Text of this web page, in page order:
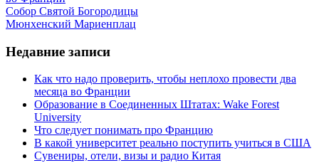
Собор Святой Богородицы
Мюнхенский Мариенплац
Недавние записи
Как что надо проверить, чтобы неплохо провести два
месяца во Франции
Образование в Соединенных Штатах: Wake Forest
University
Что следует понимать про Францию
В какой университет реально поступить учиться в США
Сувениры, отели, визы и радио Китая